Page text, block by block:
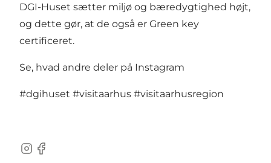
DGI-Huset sætter miljø og bæredygtighed højt,
og dette gør, at de også er Green key
certificeret.
Se, hvad andre deler på Instagram
#dgihuset #visitaarhus #visitaarhusregion
Instagram
Facebook